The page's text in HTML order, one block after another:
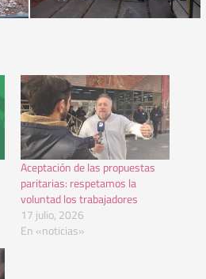
Aceptación de las propuestas
paritarias: respetamos la
voluntad los trabajadores
17 julio, 2026
En «noticias»